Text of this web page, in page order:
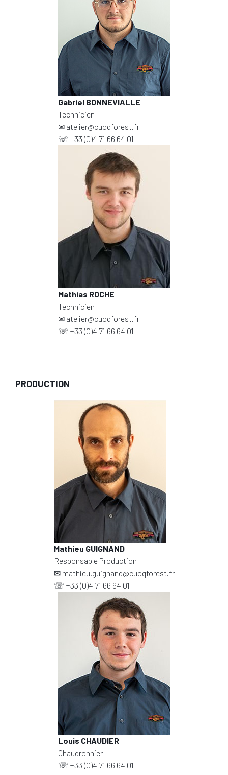
Gabriel BONNEVIALLE
Technicien
✉ atelier@cuoqforest.fr
☏ +33 (0)4 71 66 64 01
Mathias ROCHE
Technicien
✉ atelier@cuoqforest.fr
☏ +33 (0)4 71 66 64 01
PRODUCTION
Mathieu GUIGNAND
Responsable Production
✉ mathieu.guignand@cuoqforest.fr
☏ +33 (0)4 71 66 64 01
Louis CHAUDIER
Chaudronnier
☏ +33 (0)4 71 66 64 01